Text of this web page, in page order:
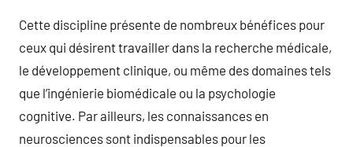
Cette discipline présente de nombreux bénéfices pour
ceux qui désirent travailler dans la recherche médicale,
le développement clinique, ou même des domaines tels
que l’ingénierie biomédicale ou la psychologie
cognitive. Par ailleurs, les connaissances en
neurosciences sont indispensables pour les